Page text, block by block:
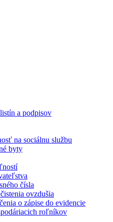
a podpisov
na sociálnu službu
byty
čísla
ovzdušia
o zápise do evidencie
roľníkov